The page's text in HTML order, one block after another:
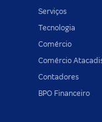
Serviços
Tecnologia
Comércio
Comércio
Contadores
BPO Financeiro